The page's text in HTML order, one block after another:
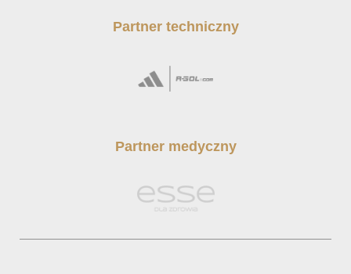
Partner techniczny
Partner medyczny